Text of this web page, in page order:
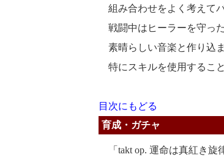
組み合わせをよく考えて
戦闘中はヒーラーを守っ
素晴らしい音楽と作り込
特にスキルを使用するこ
目次にもどる
育成・ガチャ
「takt op. 運命は真紅き旋